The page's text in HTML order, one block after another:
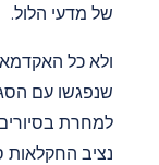
של מדעי הלול.
ולא כל
נציב החקלאות